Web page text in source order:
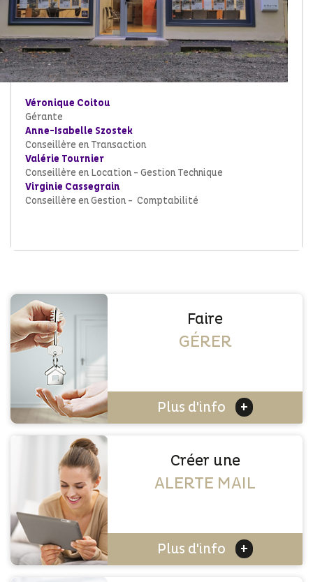
Véronique Coitou
Gérante
Anne-Isabelle Szostek
Conseillère en Transaction
Valérie Tournier
Conseillère en Location - Gestion Technique
Virginie Cassegrain
Conseillère en Gestion - Comptabilité
Faire
GÉRER
Plus d'info +
Créer une
ALERTE MAIL
Plus d'info +